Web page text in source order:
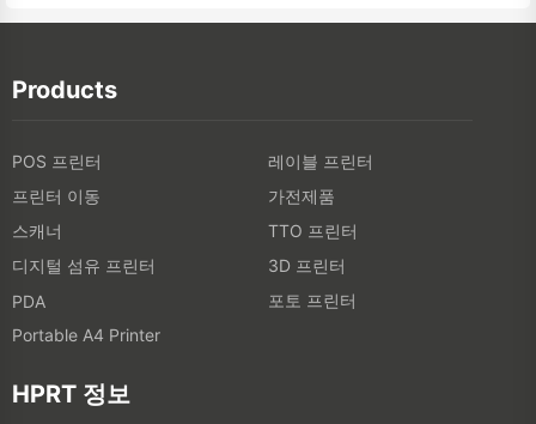
Products
POS 프린터
레이블 프린터
프린터 이동
가전제품
스캐너
TTO 프린터
디지털 섬유 프린터
3D 프린터
PDA
포토 프린터
Portable A4 Printer
HPRT 정보